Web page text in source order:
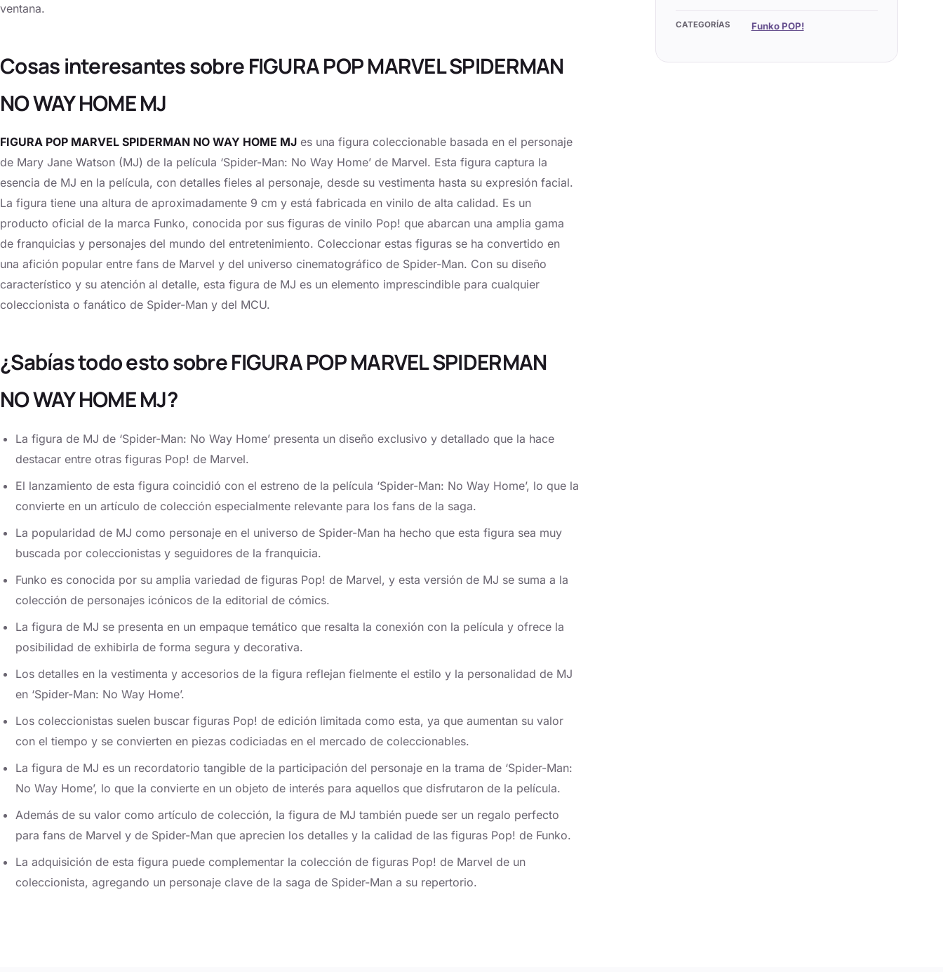
ventana.
Cosas interesantes sobre FIGURA POP MARVEL SPIDERMAN
NO WAY HOME MJ
FIGURA POP MARVEL SPIDERMAN NO WAY HOME MJ es una figura coleccionable basada en el personaje
de Mary Jane Watson (MJ) de la película ‘Spider-Man: No Way Home’ de Marvel. Esta figura captura la
esencia de MJ en la película, con detalles fieles al personaje, desde su vestimenta hasta su expresión facial.
La figura tiene una altura de aproximadamente 9 cm y está fabricada en vinilo de alta calidad. Es un
producto oficial de la marca Funko, conocida por sus figuras de vinilo Pop! que abarcan una amplia gama
de franquicias y personajes del mundo del entretenimiento. Coleccionar estas figuras se ha convertido en
una afición popular entre fans de Marvel y del universo cinematográfico de Spider-Man. Con su diseño
característico y su atención al detalle, esta figura de MJ es un elemento imprescindible para cualquier
coleccionista o fanático de Spider-Man y del MCU.
¿Sabías todo esto sobre FIGURA POP MARVEL SPIDERMAN
NO WAY HOME MJ?
La figura de MJ de ‘Spider-Man: No Way Home’ presenta un diseño exclusivo y detallado que la hace
destacar entre otras figuras Pop! de Marvel.
El lanzamiento de esta figura coincidió con el estreno de la película ‘Spider-Man: No Way Home’, lo que la
convierte en un artículo de colección especialmente relevante para los fans de la saga.
La popularidad de MJ como personaje en el universo de Spider-Man ha hecho que esta figura sea muy
buscada por coleccionistas y seguidores de la franquicia.
Funko es conocida por su amplia variedad de figuras Pop! de Marvel, y esta versión de MJ se suma a la
colección de personajes icónicos de la editorial de cómics.
La figura de MJ se presenta en un empaque temático que resalta la conexión con la película y ofrece la
posibilidad de exhibirla de forma segura y decorativa.
Los detalles en la vestimenta y accesorios de la figura reflejan fielmente el estilo y la personalidad de MJ
en ‘Spider-Man: No Way Home’.
Los coleccionistas suelen buscar figuras Pop! de edición limitada como esta, ya que aumentan su valor
con el tiempo y se convierten en piezas codiciadas en el mercado de coleccionables.
La figura de MJ es un recordatorio tangible de la participación del personaje en la trama de ‘Spider-Man:
No Way Home’, lo que la convierte en un objeto de interés para aquellos que disfrutaron de la película.
Además de su valor como artículo de colección, la figura de MJ también puede ser un regalo perfecto
para fans de Marvel y de Spider-Man que aprecien los detalles y la calidad de las figuras Pop! de Funko.
La adquisición de esta figura puede complementar la colección de figuras Pop! de Marvel de un
coleccionista, agregando un personaje clave de la saga de Spider-Man a su repertorio.
CATEGORÍAS Funko POP!